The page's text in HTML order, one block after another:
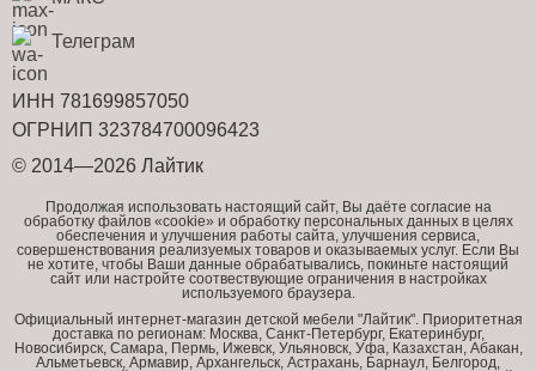
Телеграм
ИНН 781699857050
ОГРНИП 323784700096423
© 2014—2026 Лайтик
Продолжая использовать настоящий сайт, Вы даёте согласие на
обработку файлов «cookie» и обработку персональных данных в целях
обеспечения и улучшения работы сайта, улучшения сервиса,
совершенствования реализуемых товаров и оказываемых услуг. Если Вы
не хотите, чтобы Ваши данные обрабатывались, покиньте настоящий
сайт или настройте соотвествующие ограничения в настройках
используемого браузера.
Официальный интернет-магазин детской мебели "Лайтик". Приоритетная
доставка по регионам: Москва, Санкт-Петербург, Екатеринбург,
Новосибирск, Самара, Пермь, Ижевск, Ульяновск, Уфа, Казахстан, Абакан,
Альметьевск, Армавир, Архангельск, Астрахань, Барнаул, Белгород,